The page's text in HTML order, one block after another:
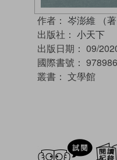
作者： 岑澎維 （著
出版社： 小天下
出版日期： 09/
國際書號：
叢書： 文學館
試閲